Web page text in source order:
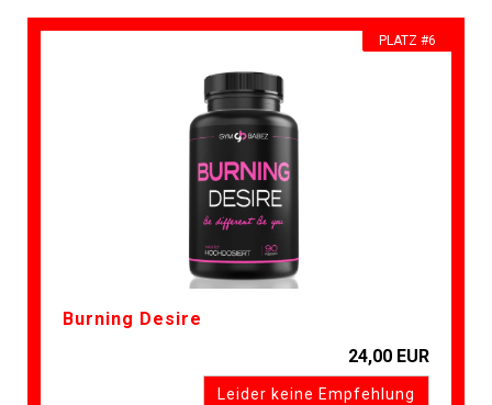
PLATZ #6
Burning Desire
24,00 EUR
Leider keine Empfehlung